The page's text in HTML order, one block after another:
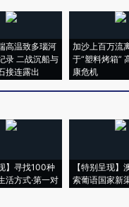
高温致多瑙河
录 二战沉船与
接连露出
加沙上百万流
于“塑料烤箱”
康危机
】寻找100种
活方式·第一对
【特别呈现】
索葡语国家新